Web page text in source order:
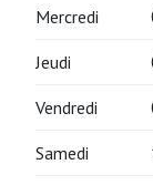
Mercredi
Jeudi
Vendredi
Samedi